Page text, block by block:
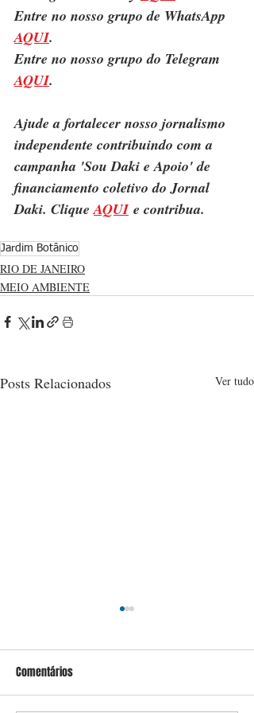
Entre no nosso grupo de WhatsApp
AQUI.
Entre no nosso grupo do Telegram
AQUI.
Ajude a fortalecer nosso jornalismo
independente contribuindo com a
campanha 'Sou Daki e Apoio' de
financiamento coletivo do Jornal
Daki. Clique AQUI e contribua.
Jardim Botânico
RIO DE JANEIRO
MEIO AMBIENTE
Posts Relacionados Ver tudo
Comentários